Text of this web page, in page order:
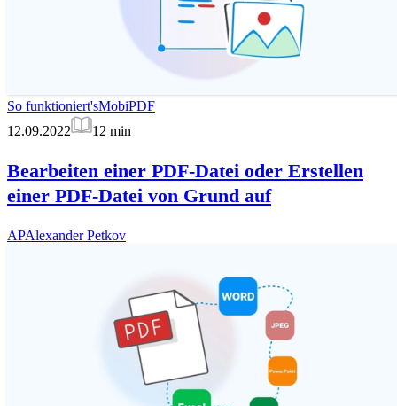
So funktioniert'sMobiPDF
12.09.2022
12 min
Bearbeiten einer PDF-Datei oder Erstellen
einer PDF-Datei von Grund auf
APAlexander Petkov